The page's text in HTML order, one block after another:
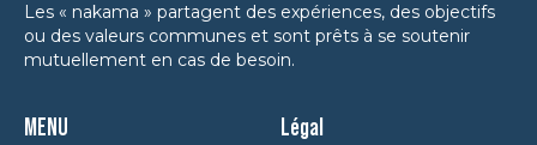
Les « nakama » partagent des expériences, des objectifs
ou des valeurs communes et sont prêts à se soutenir
mutuellement en cas de besoin.
MENU
Légal